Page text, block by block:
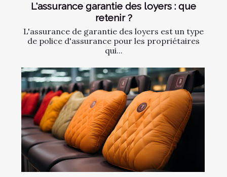
L'assurance garantie des loyers : que
retenir ?
L'assurance de garantie des loyers est un type
de police d'assurance pour les propriétaires
qui...